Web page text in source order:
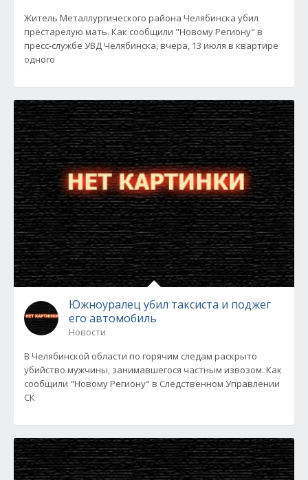
Житель Металлургического района Челябинска убил
престарелую мать. Как сообщили "Новому Региону" в
пресс-службе УВД Челябинска, вчера, 13 июля в квартире
одного
Южноуралец убил таксиста и поджег
его автомобиль
Новости
В Челябинской области по горячим следам раскрыто
убийство мужчины, занимавшегося частным извозом. Как
сообщили "Новому Региону" в Следственном Управлении
СК